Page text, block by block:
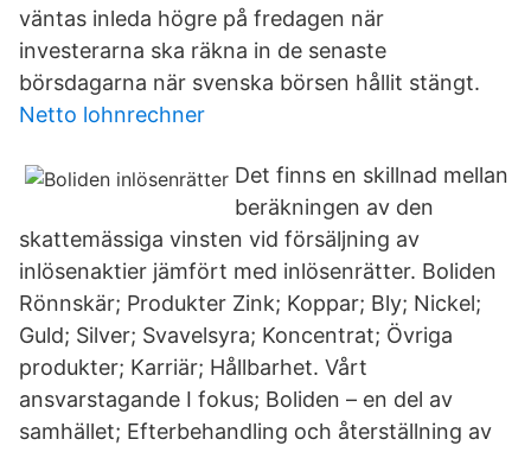
väntas inleda högre på fredagen när
investerarna ska räkna in de senaste
börsdagarna när svenska börsen hållit stängt.
Netto lohnrechner
Det finns en skillnad mellan
beräkningen av den
skattemässiga vinsten vid försäljning av
inlösenaktier jämfört med inlösenrätter. Boliden
Rönnskär; Produkter Zink; Koppar; Bly; Nickel;
Guld; Silver; Svavelsyra; Koncentrat; Övriga
produkter; Karriär; Hållbarhet. Vårt
ansvarstagande I fokus; Boliden – en del av
samhället; Efterbehandling och återställning av